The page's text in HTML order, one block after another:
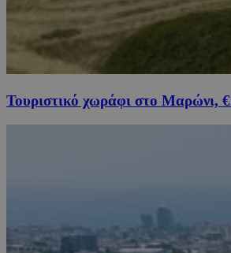
Τουριστικό χωράφι στο Μαρώνι,